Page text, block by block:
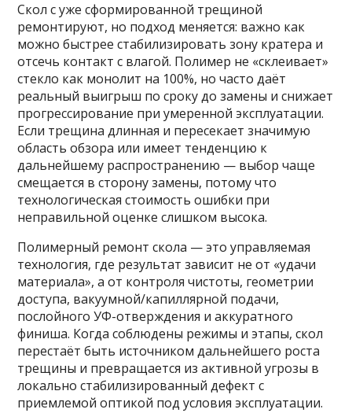
Скол с уже сформированной трещиной
ремонтируют, но подход меняется: важно как
можно быстрее стабилизировать зону кратера и
отсечь контакт с влагой. Полимер не «склеивает»
стекло как монолит на 100%, но часто даёт
реальный выигрыш по сроку до замены и снижает
прогрессирование при умеренной эксплуатации.
Если трещина длинная и пересекает значимую
область обзора или имеет тенденцию к
дальнейшему распространению — выбор чаще
смещается в сторону замены, потому что
технологическая стоимость ошибки при
неправильной оценке слишком высока.
Полимерный ремонт скола — это управляемая
технология, где результат зависит не от «удачи
материала», а от контроля чистоты, геометрии
доступа, вакуумной/капиллярной подачи,
послойного УФ-отверждения и аккуратного
финиша. Когда соблюдены режимы и этапы, скол
перестаёт быть источником дальнейшего роста
трещины и превращается из активной угрозы в
локально стабилизированный дефект с
приемлемой оптикой под условия эксплуатации.